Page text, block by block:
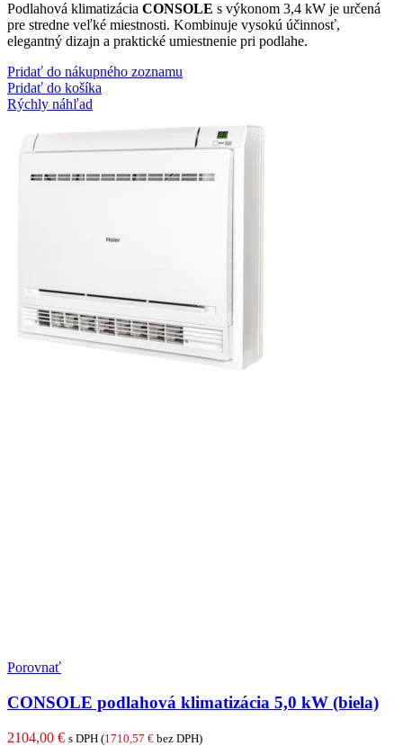
Podlahová klimatizácia CONSOLE s výkonom 3,4 kW je určená
pre stredne veľké miestnosti. Kombinuje vysokú účinnosť,
elegantný dizajn a praktické umiestnenie pri podlahe.
Pridať do nákupného zoznamu
Pridať do košíka
Rýchly náhľad
Porovnať
CONSOLE podlahová klimatizácia 5,0 kW (biela)
2104,00 € s DPH (1710,57 € bez DPH)